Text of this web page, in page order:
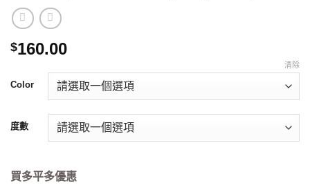
$160.00
Color
度數
清除
買多平多優惠